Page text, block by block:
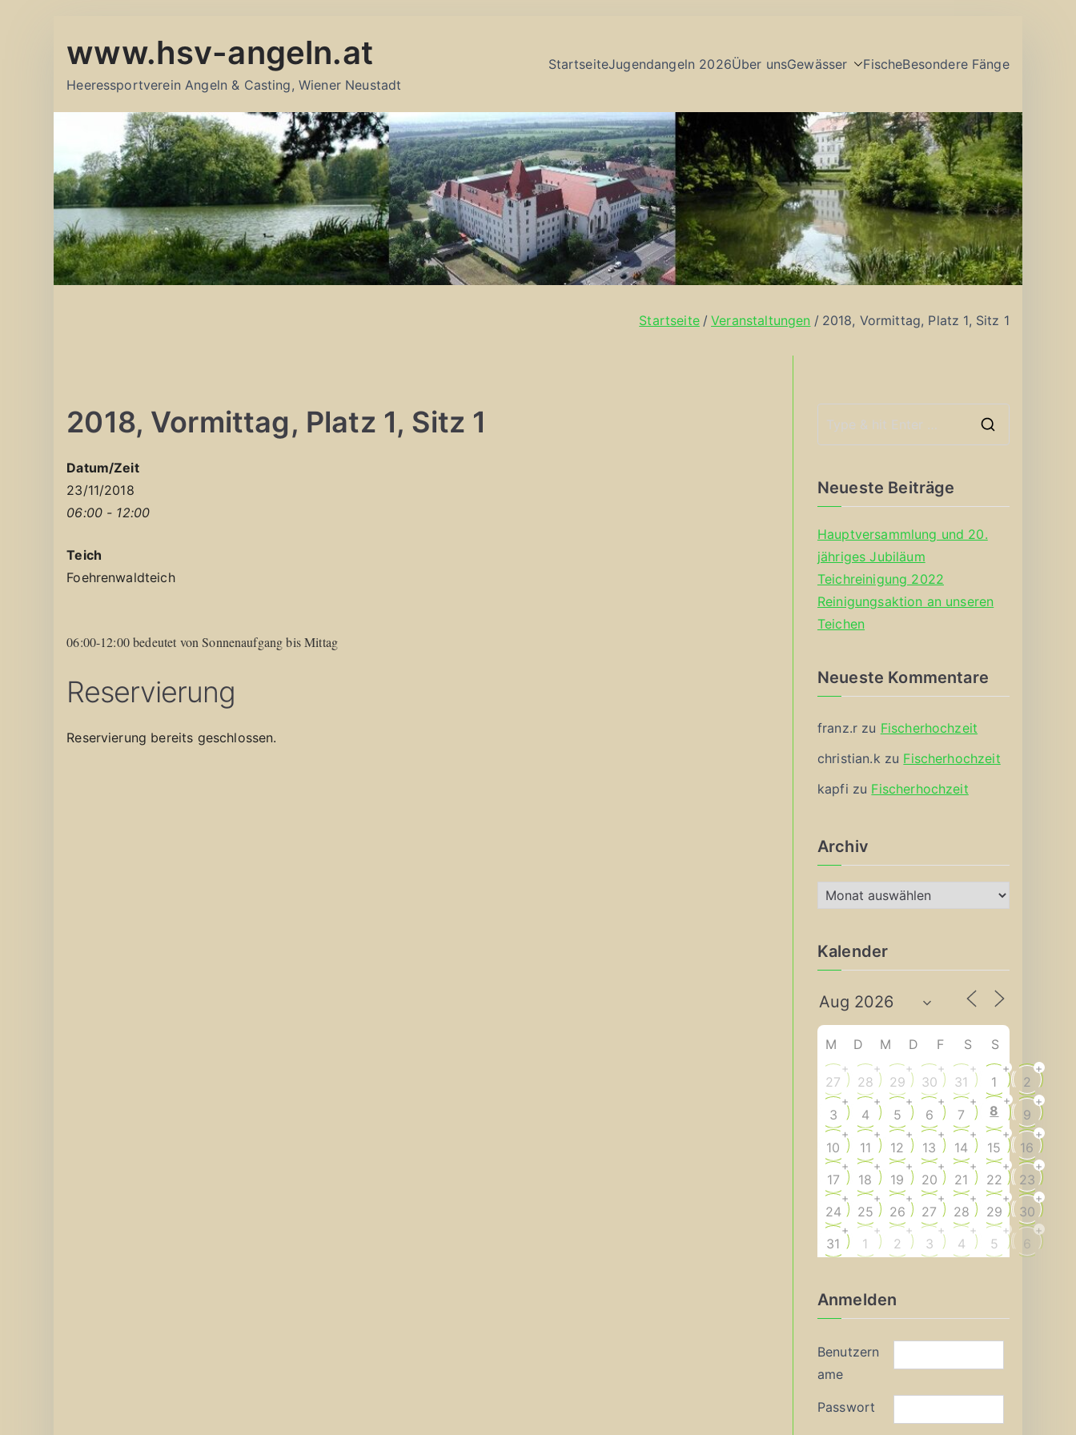
Inhalt
www.hsv-angeln.at
Heeressportverein Angeln & Casting, Wiener Neustadt
StartseiteJugendangeln 2026Über unsGewässer FischeBesondere Fänge
Startseite Veranstaltungen 2018, Vormittag, Platz 1, Sitz 1
2018, Vormittag, Platz 1, Sitz 1
Datum/Zeit
23/11/2018
06:00 - 12:00
Teich
Foehrenwaldteich
06:00-12:00 bedeutet von Sonnenaufgang bis Mittag
Reservierung
Reservierung bereits geschlossen.
Neueste Beiträge
Hauptversammlung und 20.
jähriges Jubiläum
Teichreinigung 2022
Reinigungsaktion an unseren
Teichen
Neueste Kommentare
franz.r zu Fischerhochzeit
christian.k zu Fischerhochzeit
kapfi zu Fischerhochzeit
Archiv
r
h
v
Kalender
M D M D F S S
27
+
28
+
29
+
30
+
31
+
1
+
2
+
3
+
4
+
5
+
6
+
7
+
8
+
9
+
10
+
11
+
12
+
13
+
14
+
15
+
16
+
17
+
18
+
19
+
20
+
21
+
22
+
23
+
24
+
25
+
26
+
27
+
28
+
29
+
30
+
31
+
1
+
2
+
3
+
4
+
5
+
6
+
Anmelden
Benutzern
ame
Passwort